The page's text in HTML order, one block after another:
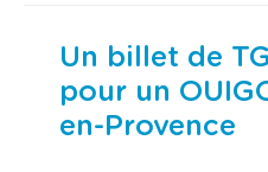
Un billet de
pour un
en-Provence